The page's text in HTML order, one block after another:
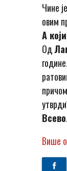
Чине
овим
А
Од
Више